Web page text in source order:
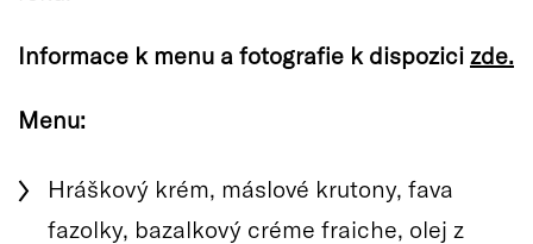
Informace k menu a fotografie k dispozici zde.
Menu:
Hráškový krém, máslové krutony, fava
fazolky, bazalkový créme fraiche, olej z